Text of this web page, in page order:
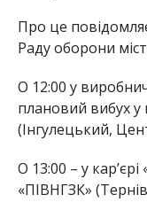
Про це
Раду оборони
О 12:00 у
плановий вибух у
(Інгулецький,
О 13:00 – у
«ПІВНГЗК»